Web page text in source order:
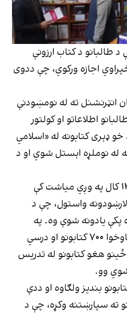
طالبانو د کتاب ارزونې
اجازه ورکوي، چې ددوی
انټرنشنل ته له نومښودنې
اطلاعاتو او کولتور
خو ډېری کتابونه له «اسلامي
له نوملړه اېستل شوي او د
د طالبانو د لوړو زدکړو وزارت د ۱۴۰۴ کال په وږي میاشت کې
واستول، چې د
پکې یادونه شوې وه. په
لارښودونو کې پر ۱۸ مضامینو او شاوخوا ۷۰۰ کتابونو او درسي
هغو کتابونو له تدریس
شوي وو.
بندیز ولګاوه او ددې
ته سپارښتنه وکړه، چې د